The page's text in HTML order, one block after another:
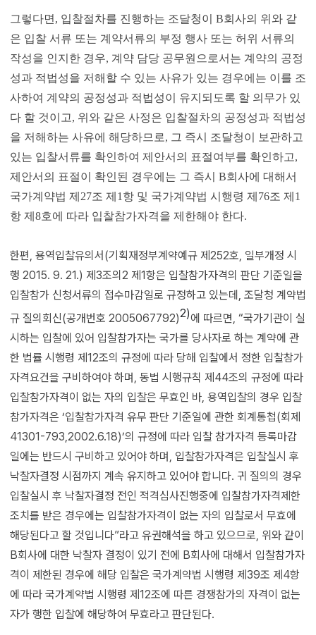
그렇다면, 입찰절차를 진행하는 조달청이 B회사의 위와 같
은 입찰 서류 또는 계약서류의 부정 행사 또는 허위 서류의
작성을 인지한 경우, 계약 담당 공무원으로서는 계약의 공정
성과 적법성을 저해할 수 있는 사유가 있는 경우에는 이를 조
사하여 계약의 공정성과 적법성이 유지되도록 할 의무가 있
다 할 것이고, 위와 같은 사정은 입찰절차의 공정성과 적법성
을 저해하는 사유에 해당하므로, 그 즉시 조달청이 보관하고
있는 입찰서류를 확인하여 제안서의 표절여부를 확인하고,
제안서의 표절이 확인된 경우에는 그 즉시 B회사에 대해서
국가계약법 제27조 제1항 및 국가계약법 시행령 제76조 제1
항 제8호에 따라 입찰참가자격을 제한해야 한다.
한편, 용역입찰유의서(기획재정부계약예규 제252호, 일부개정 시
행 2015. 9. 21.) 제3조의2 제1항은 입찰참가자격의 판단 기준일을
입찰참가 신청서류의 접수마감일로 규정하고 있는데, 조달청 계약법
규 질의회신(공개번호 2005067792)2)에 따르면, “국가기관이 실
시하는 입찰에 있어 입찰참가자는 국가를 당사자로 하는 계약에 관
한 법률 시행령 제12조의 규정에 따라 당해 입찰에서 정한 입찰참가
자격요건을 구비하여야 하며, 동법 시행규칙 제44조의 규정에 따라
입찰참가자격이 없는 자의 입찰은 무효인 바, 용역입찰의 경우 입찰
참가자격은 ‘입찰참가자격 유무 판단 기준일에 관한 회계통첩(회제
41301-793,2002.6.18)’의 규정에 따라 입찰 참가자격 등록마감
일에는 반드시 구비하고 있어야 하며, 입찰참가자격은 입찰실시 후
낙찰자결정 시점까지 계속 유지하고 있어야 합니다. 귀 질의의 경우
입찰실시 후 낙찰자결정 전인 적격심사진행중에 입찰참가자격제한
조치를 받은 경우에는 입찰참가자격이 없는 자의 입찰로서 무효에
해당된다고 할 것입니다”라고 유권해석을 하고 있으므로, 위와 같이
B회사에 대한 낙찰자 결정이 있기 전에 B회사에 대해서 입찰참가자
격이 제한된 경우에 해당 입찰은 국가계약법 시행령 제39조 제4항
에 따라 국가계약법 시행령 제12조에 따른 경쟁참가의 자격이 없는
자가 행한 입찰에 해당하여 무효라고 판단된다.